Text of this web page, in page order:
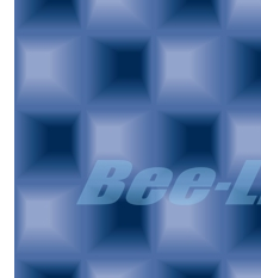
Fiskeri
Folkeslag
Forår
Frugt, grønt
Halloween
Håndværk
Haven